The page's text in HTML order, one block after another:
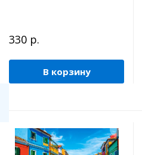
330 р.
В корзину